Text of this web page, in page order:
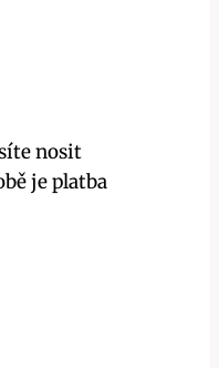
nosit
je platba